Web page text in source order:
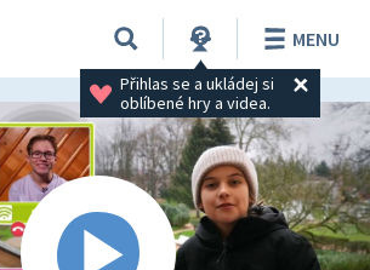
Přihlas se a ukládej si
oblíbené hry a videa.
MENU